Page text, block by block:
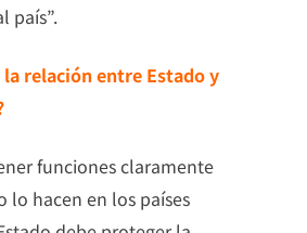
país”.
la relación entre Estado y
funciones claramente
lo hacen en los países